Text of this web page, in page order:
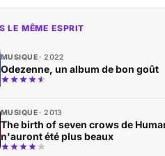
LE MÊME ESPRIT
MUSIQUE 2022
Odezenne, un album de bon goût
MUSIQUE 2013
The birth of seven crows de
n'auront été plus beaux